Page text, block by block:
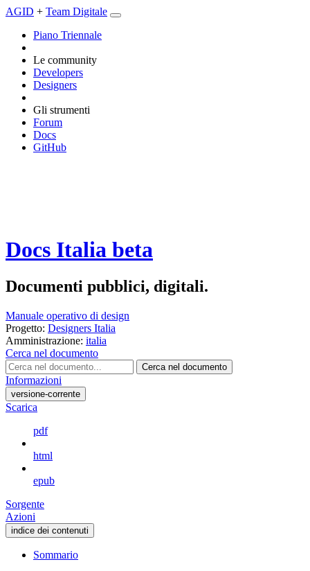
AGID + Team Digitale
Piano Triennale
Le community
Developers
Designers
Gli strumenti
Forum
Docs
GitHub
Docs Italia beta
Documenti pubblici, digitali.
Manuale operativo di design
Progetto: Designers Italia
Amministrazione: italia
Cerca nel documento
Cerca nel documento
Informazioni
versione-corrente
Scarica
pdf
html
epub
Sorgente
Azioni
indice dei contenuti
Sommario